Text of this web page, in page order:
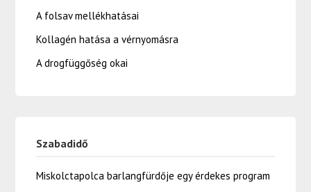
A folsav mellékhatásai
Kollagén hatása a vérnyomásra
A drogfüggőség okai
Szabadidő
Miskolctapolca barlangfürdője egy érdekes program